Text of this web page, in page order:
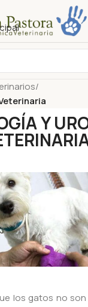
/
Y
los gatos no son